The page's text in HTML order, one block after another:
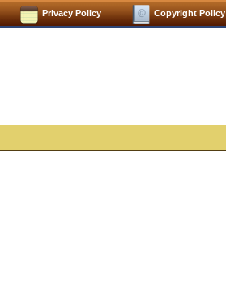
Copyright Policy
Privacy Policy